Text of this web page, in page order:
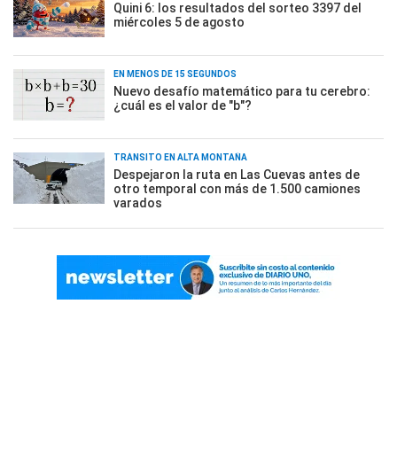
Quini 6: los resultados del sorteo 3397 del
miércoles 5 de agosto
EN MENOS DE 15 SEGUNDOS
Nuevo desafío matemático para tu cerebro:
¿cuál es el valor de "b"?
TRÁNSITO EN ALTA MONTAÑA
Despejaron la ruta en Las Cuevas antes de
otro temporal con más de 1.500 camiones
varados